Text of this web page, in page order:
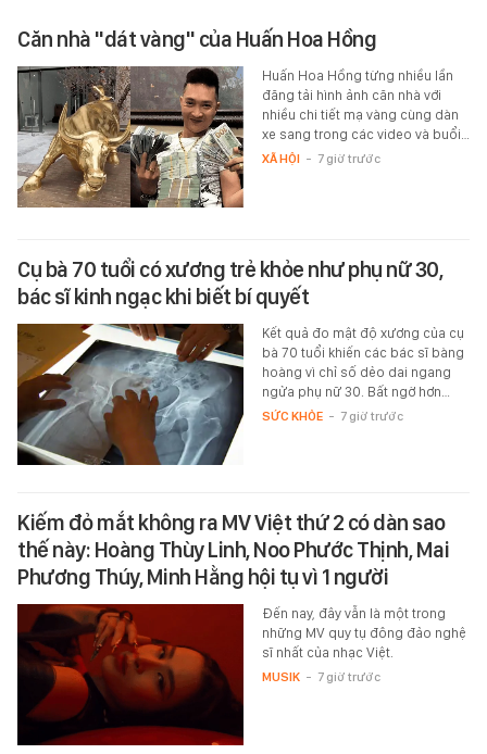
Căn nhà "dát vàng" của Huấn Hoa Hồng
Huấn Hoa Hồng từng nhiều lần
đăng tải hình ảnh căn nhà với
nhiều chi tiết mạ vàng cùng dàn
xe sang trong các video và buổi…
XÃ HỘI - 7 giờ trước
Cụ bà 70 tuổi có xương trẻ khỏe như phụ nữ 30,
bác sĩ kinh ngạc khi biết bí quyết
Kết quả đo mật độ xương của cụ
bà 70 tuổi khiến các bác sĩ bàng
hoàng vì chỉ số dẻo dai ngang
ngửa phụ nữ 30. Bất ngờ hơn…
SỨC KHỎE - 7 giờ trước
Kiếm đỏ mắt không ra MV Việt thứ 2 có dàn sao
thế này: Hoàng Thùy Linh, Noo Phước Thịnh, Mai
Phương Thúy, Minh Hằng hội tụ vì 1 người
Đến nay, đây vẫn là một trong
những MV quy tụ đông đảo nghệ
sĩ nhất của nhạc Việt.
MUSIK - 7 giờ trước